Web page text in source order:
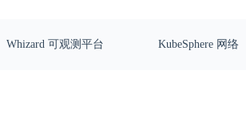
Whizard 可观测平台 KubeSphere 网络